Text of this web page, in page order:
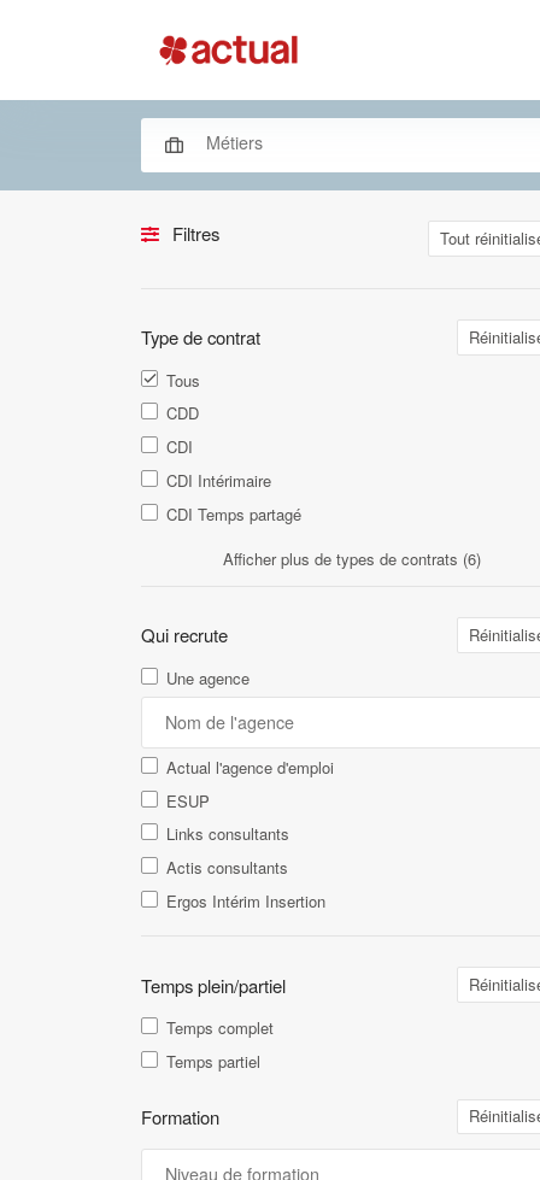
Filtres Tout
Type de contrat
Tous
CDD
CDI
CDI Intérimaire
CDI Temps partagé
Afficher plus de types de contrats (6)
Qui recrute
Une agence
Actual l'agence d'emploi
ESUP
Links consultants
Actis consultants
Ergos Intérim Insertion
Temps plein/partiel
Temps complet
Temps partiel
Formation